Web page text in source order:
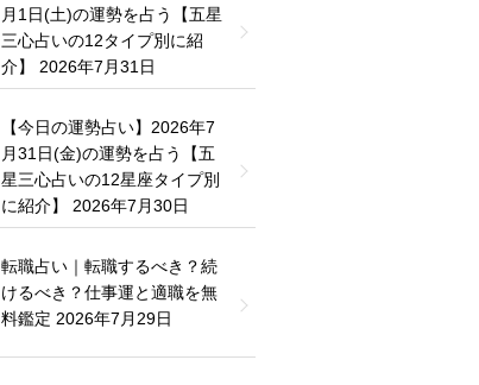
月1日(土)の運勢を占う【五星
三心占いの12タイプ別に紹
介】
2026年7月31日
【今日の運勢占い】2026年7
月31日(金)の運勢を占う【五
星三心占いの12星座タイプ別
に紹介】
2026年7月30日
転職占い｜転職するべき？続
けるべき？仕事運と適職を無
料鑑定 2026年7月29日